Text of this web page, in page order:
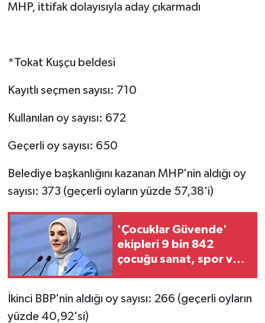
MHP, ittifak dolayısıyla aday çıkarmadı
*Tokat Kuşçu beldesi
Kayıtlı seçmen sayısı: 710
Kullanılan oy sayısı: 672
Geçerli oy sayısı: 650
Belediye başkanlığını kazanan MHP'nin aldığı oy
sayısı: 373 (geçerli oyların yüzde 57,38'i)
'Çocuklar Güvende'
ekipleri 9 bin 842
çocuğu sanat, spor ve
İkinci BBP'nin aldığı oy sayısı: 266 (geçerli oyların
yüzde 40,92'si)